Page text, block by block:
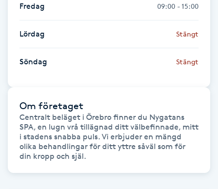
Hårborttagning
Hårbottenbehandling
Hårvård
Hälsa
Hälsprickor
Fredag 09:00 - 15:00
Lördag Stängt
Söndag Stängt
Om företaget
Centralt beläget i Örebro finner du Nygatans
SPA, en lugn vrå tillägnad ditt välbefinnade, mitt
i stadens snabba puls. Vi erbjuder en mängd
olika behandlingar för ditt yttre såväl som för
din kropp och själ.